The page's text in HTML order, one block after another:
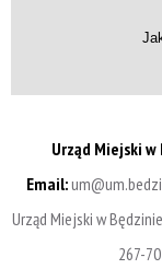
Urząd Miejski w
Email:
Urząd Miejski w
267-